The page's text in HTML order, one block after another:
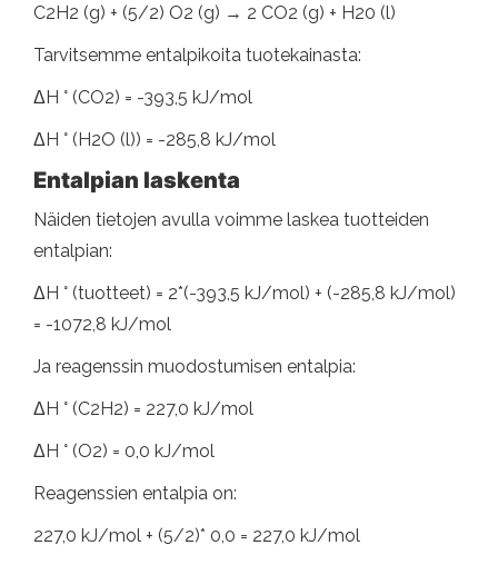
C2H2 (g) + (5/2) O2 (g) → 2 CO2 (g) + H20 (l)
Tarvitsemme entalpikoita tuotekainasta:
ΔH ° (CO2) = -393,5 kJ/mol
ΔH ° (H2O (l)) = -285,8 kJ/mol
Entalpian laskenta
Näiden tietojen avulla voimme laskea tuotteiden
entalpian:
ΔH ° (tuotteet) = 2*(-393,5 kJ/mol) + (-285,8 kJ/mol)
= -1072,8 kJ/mol
Ja reagenssin muodostumisen entalpia:
ΔH ° (C2H2) = 227,0 kJ/mol
ΔH ° (O2) = 0,0 kJ/mol
Reagenssien entalpia on:
227,0 kJ/mol + (5/2)* 0,0 = 227,0 kJ/mol